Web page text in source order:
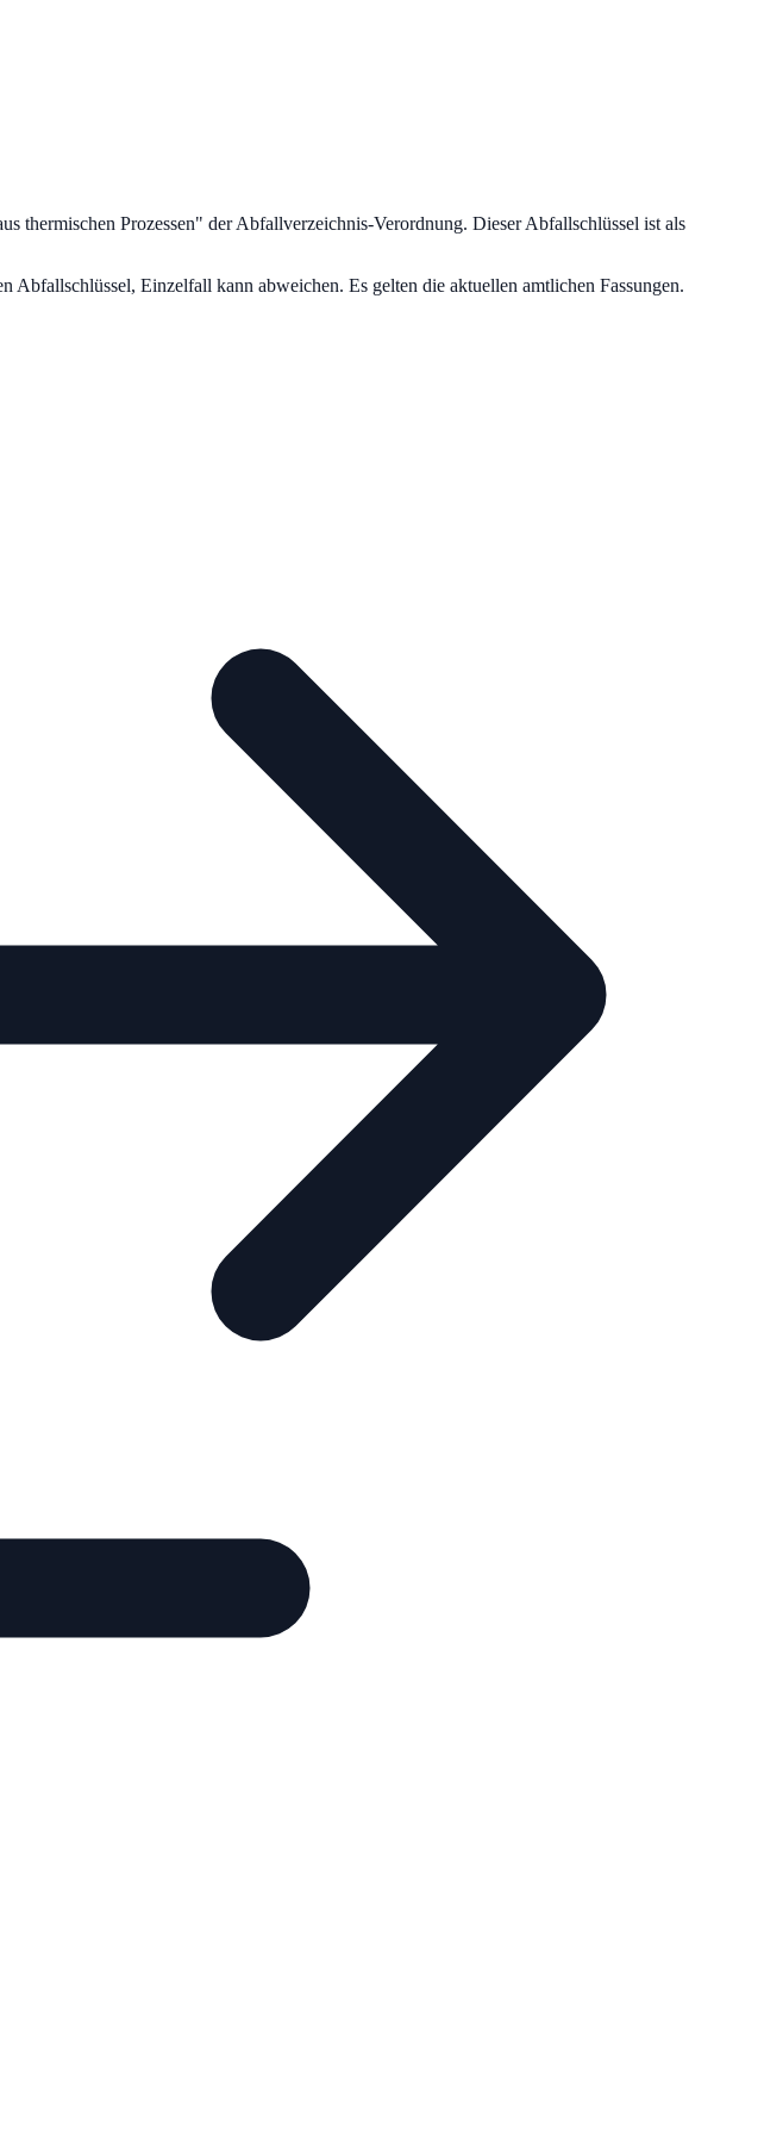
thermischen Prozessen" der Abfallverzeichnis-Verordnung. Dieser Abfallschlüssel ist als
Einzelfall kann abweichen. Es gelten die aktuellen amtlichen Fassungen.